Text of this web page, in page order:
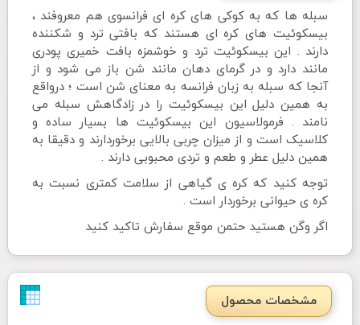
سبله ها که به کوکی های کره ای فرانسوی هم معروفند ،
بیسکوئیت های کره ای هستند که بافتی ترد و شکننده
دارند . این بیسکوئیت ترد و خوشمزه بافت خمیری پودری
مانند دارد و در گرمای دهان مانند شن باز می شود و از
آنجا که سبله به زبان فرانسه به معنای شن است ؛ درواقع
به همین دلیل این بیسکوئیت را در زادگاهش سبله می
نامند . فرمولاسیون این بیسکوئیت ها بسیار ساده و
کلاسیک است و از میزان چربی بالایی برخوردارند و ‌دقیقا به
همین دلیل عطر و طعم و تردی محبوبی دارند .
توجه کنید که کره ی گیاهی از سلامت کمتری نسبت به
کره ی حیوانی برخوردار است .
اگر وگن هستید حتمن موقع سفارش تاکید کنید
مشخصات محصول